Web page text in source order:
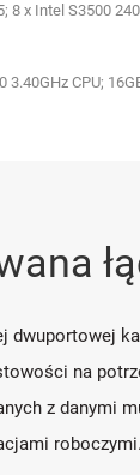
8 x Intel S3500
3.40GHz CPU;
dwuportowej
na
z danymi
roboczymi.